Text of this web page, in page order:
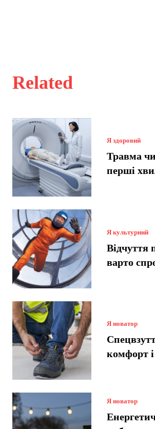
Related
Я здоровий
Травма
перші
Я культурний
Відчуття
варто
Я новатор
комфорт
Я новатор